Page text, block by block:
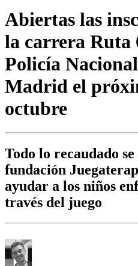
Abiertas las
la carrera Ruta
Policía
Madrid el
octubre
Todo lo recaudado
fundación
ayudar a los niños
través del juego